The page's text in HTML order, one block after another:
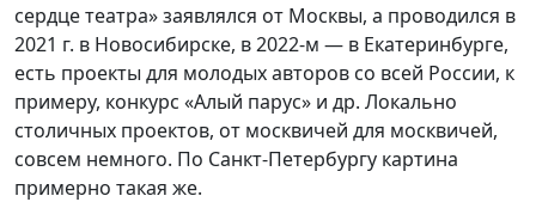
сердце театра» заявлялся от Москвы, а проводился в
2021 г. в Новосибирске, в 2022-м — в Екатеринбурге,
есть проекты для молодых авторов со всей России, к
примеру, конкурс «Алый парус» и др. Локально
столичных проектов, от москвичей для москвичей,
совсем немного. По Санкт-Петербургу картина
примерно такая же.